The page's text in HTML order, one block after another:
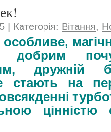
| Категорія: Вітання,
особливе,
дружній
стають на